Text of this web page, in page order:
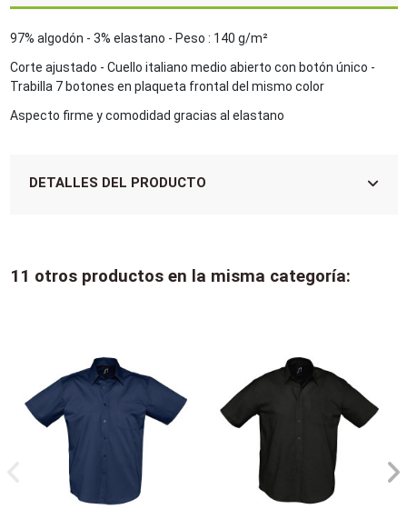
97% algodón - 3% elastano - Peso : 140 g/m²
Corte ajustado - Cuello italiano medio abierto con botón único -
Trabilla 7 botones en plaqueta frontal del mismo color
Aspecto firme y comodidad gracias al elastano
DETALLES DEL PRODUCTO
11 otros productos en la misma categoría: